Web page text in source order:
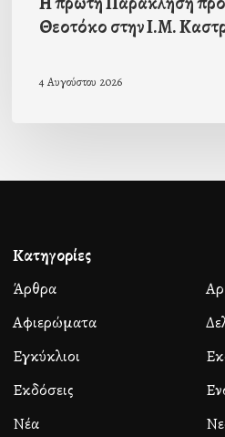
Θεοτόκο στην Ι.Μ.
4 Αυγούστου 2026
Κατηγορίες
Άρθρα
Αφιερώματα
Εγκύκλιοι
Εκδόσεις
Νέα